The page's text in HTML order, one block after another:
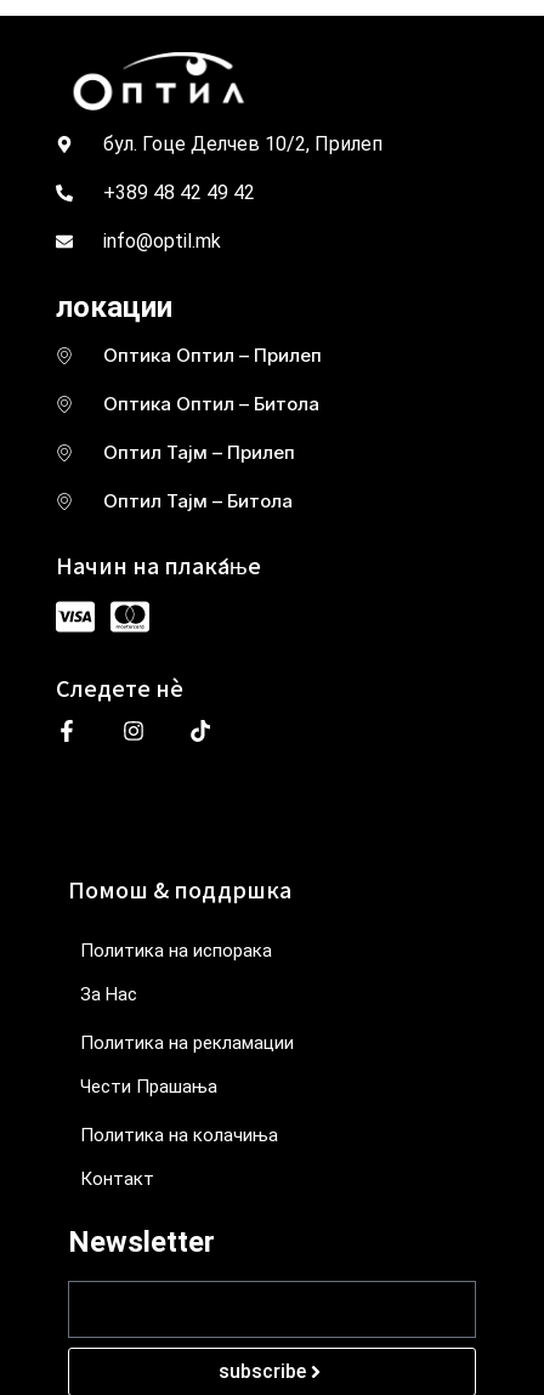
бул. Гоце Делчев 10/2, Прилеп
+389 48 42 49 42
info@optil.mk
локации
Оптика Оптил – Прилеп
Оптика Оптил – Битола
Оптил Тајм – Прилеп
Оптил Тајм – Битола
Начин на плаќање
Следете нè
Помош & поддршка
Политика на испорака
За Нас
Политика на рекламации
Чести Прашања
Политика на колачиња
Контакт
Newsletter
subscribe